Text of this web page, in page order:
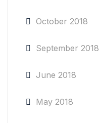
October 2018
September 2018
June 2018
May 2018